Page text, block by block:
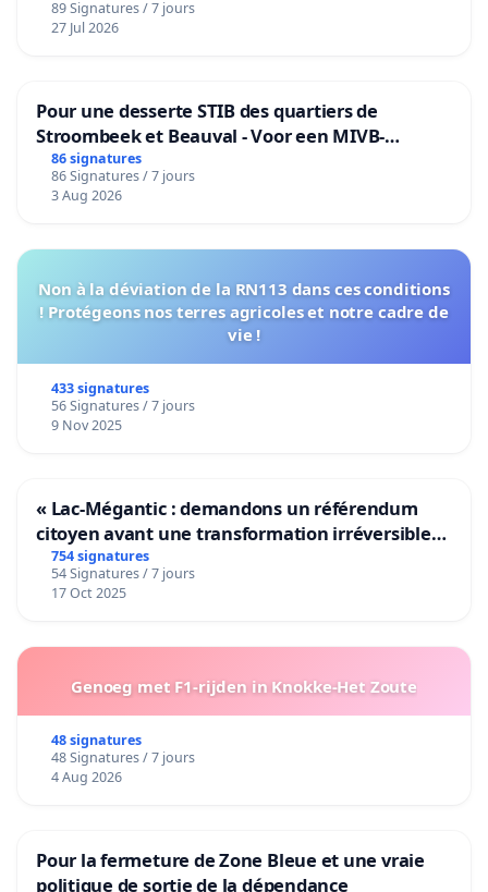
89 Signatures / 7 jours
27 Jul 2026
Pour une desserte STIB des quartiers de
Stroombeek et Beauval - Voor een MIVB-
bediening van de wijken Strombeek en Het
Voor
86 signatures
86 Signatures / 7 jours
3 Aug 2026
Non à la déviation de la RN113 dans ces conditions
! Protégeons nos terres agricoles et notre cadre de
vie !
433 signatures
56 Signatures / 7 jours
9 Nov 2025
« Lac-Mégantic : demandons un référendum
citoyen avant une transformation irréversible
de notre territoire »
754 signatures
54 Signatures / 7 jours
17 Oct 2025
Genoeg met F1-rijden in Knokke-Het Zoute
48 signatures
48 Signatures / 7 jours
4 Aug 2026
Pour la fermeture de Zone Bleue et une vraie
politique de sortie de la dépendance